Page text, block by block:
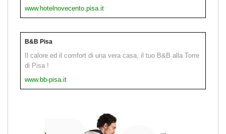
www.hotelnovecento.pisa.it
B&B Pisa
Il calore ed il comfort di una vera casa, il tuo B&B alla Torre
di Pisa !
www.bb-pisa.it